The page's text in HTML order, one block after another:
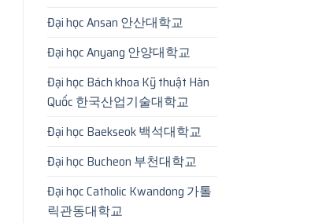
Đại học Ansan 안산대학교
Đại học Anyang 안양대학교
Đại học Bách khoa Kỹ thuật Hàn
Quốc 한국산업기술대학교
Đại học Baekseok 백석대학교
Đại học Bucheon 부천대학교
Đại học Catholic Kwandong 가톨
릭관동대학교